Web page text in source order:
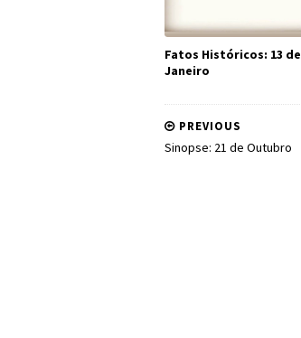
Fatos Históricos: 13 de
Janeiro
PREVIOUS
Sinopse: 21 de Outubro